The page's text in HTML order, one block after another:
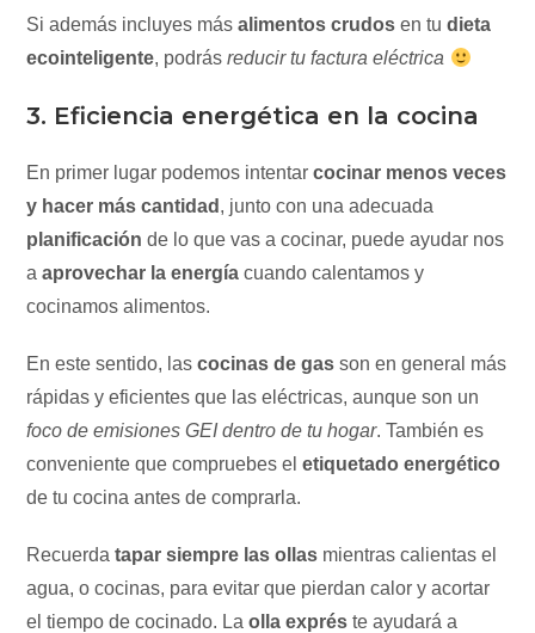
Si además incluyes másalimentos crudos en tudieta
ecointeligente, podrás reducir tu factura eléctrica
3. Eficiencia energética en la cocina
En primer lugar podemos intentarcocinar menos veces
y hacer más cantidad , junto con una adecuada
planificación de lo que vas a cocinar, puede ayudar nos
aaprovechar la energía cuando calentamos y
cocinamos alimentos.
En este sentido, lascocinas de gas son en general más
rápidas y eficientes que las eléctricas, aunque son un
foco de emisiones GEI dentro de tu hogar. También es
conveniente que compruebes eletiquetado energético
de tu cocina antes de comprarla.
Recuerda tapar siempre las ollas mientras calientas el
agua, o cocinas, para evitar que pierdan calor y acortar
el tiempo de cocinado. Laolla exprés te ayudará a